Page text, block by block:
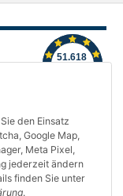
den Einsatz
Google Map,
Meta Pixel,
jederzeit ändern
finden Sie unter
.